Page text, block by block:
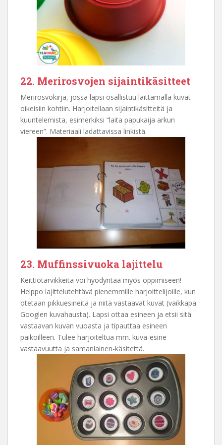
22. Merirosvojen sijaintikäsitteet
Merirosvokirja, jossa lapsi osallistuu laittamalla kuvat
oikeisiin kohtiin. Harjoitellaan sijaintikäsitteitä ja
kuuntelemista, esimerkiksi “laita papukaija arkun
viereen”. Materiaali ladattavissa linkistä.
23. Muffinssivuoka lajittelu
Keittiötarvikkeita voi hyödyntää myös oppimiseen!
Helppo lajittelutehtävä pienemmille harjoittelijoille, kun
otetaan pikkuesineitä ja niitä vastaavat kuvat (vaikkapa
Googlen kuvahausta). Lapsi ottaa esineen ja etsii sitä
vastaavan kuvan vuoasta ja tipauttaa esineen
paikoilleen. Tulee harjoiteltua mm. kuva-esine
vastaavuutta ja samanlainen-käsitettä.